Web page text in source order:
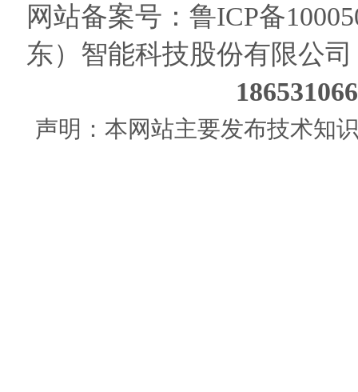
网站备案号： 鲁ICP备
东）智能科技股份有限公司
声明：本网站主要发布技术知